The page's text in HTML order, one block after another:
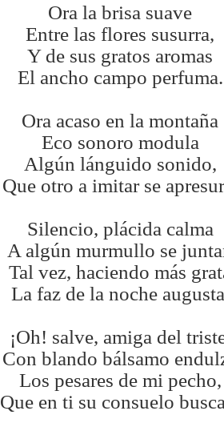
Ora la brisa suave
Entre las flores susurra,
Y de sus gratos aromas
El ancho campo perfuma.
Ora acaso en la montaña
Eco sonoro modula
Algún lánguido sonido,
Que otro a imitar se
Silencio, plácida calma
A algún murmullo se
Tal vez, haciendo más
La faz de la noche
¡Oh! salve, amiga del
Con blando bálsamo
Los pesares de mi pecho,
Que en ti su consuelo